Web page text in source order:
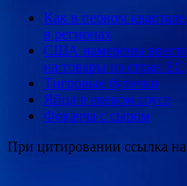
Как в первом
в регионах
США намерены
на товары из стран ЕС
Тигровые булочки
Яйца в соевом соусе
Фокачча с сыром
При цитировании ссылка на